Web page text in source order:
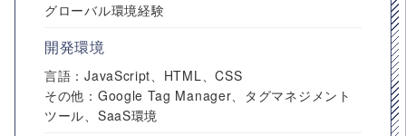
グローバル環境経験
開発環境
言語：JavaScript、HTML、CSS
その他：Google Tag Manager、タグマネジメント
ツール、SaaS環境